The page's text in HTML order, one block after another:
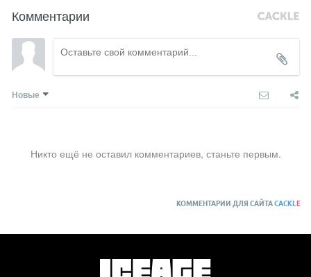
Комментарии
Новые
Никто ещё не оставил комментариев, станьте первым.
КОММЕНТАРИИ ДЛЯ САЙТАCACKL E